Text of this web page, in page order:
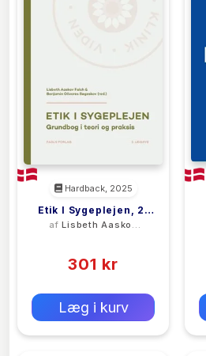
Hardback, 2025
Etik I Sygeplejen, 2.
Udg.
afLisbeth Aaskov
301 kr
Læg i kurv